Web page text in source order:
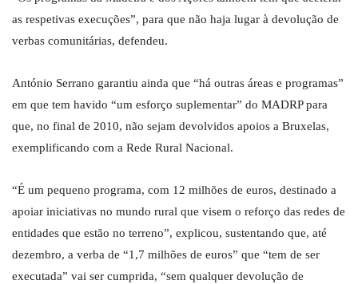
as respetivas execuções”, para que não haja lugar à devolução de
verbas comunitárias, defendeu.
António Serrano garantiu ainda que “há outras áreas e programas”
em que tem havido “um esforço suplementar” do MADRP para
que, no final de 2010, não sejam devolvidos apoios a Bruxelas,
exemplificando com a Rede Rural Nacional.
“É um pequeno programa, com 12 milhões de euros, destinado a
apoiar iniciativas no mundo rural que visem o reforço das redes de
entidades que estão no terreno”, explicou, sustentando que, até
dezembro, a verba de “1,7 milhões de euros” que “tem de ser
executada” vai ser cumprida, “sem qualquer devolução de